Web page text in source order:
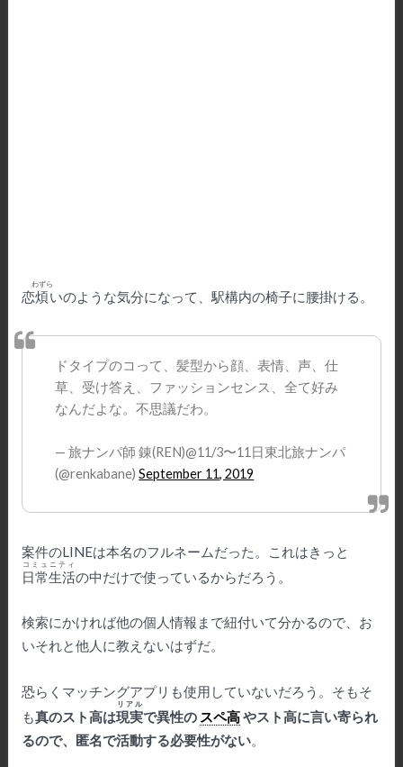
恋煩
わずら
いのような気分になって、駅構内の椅子に腰掛ける。
ドタイプのコって、髪型から顔、表情、声、仕
草、受け答え、ファッションセンス、全て好み
なんだよな。不思議だわ。
— 旅ナンパ師 錬(REN)@11/3〜11日東北旅ナンパ
(@renkabane)September 11, 2019
案件のLINEは本名のフルネームだった。これはきっと
日常生活
コミュニティ
の中だけで使っているからだろう。
検索にかければ他の個人情報まで紐付いて分かるので、お
いそれと他人に教えないはずだ。
恐らくマッチングアプリも使用していないだろう。そもそ
も真のスト高は現実
リアル
で異性の スペ高やスト高に言い寄られ
るので、匿名で活動する必要性がない。